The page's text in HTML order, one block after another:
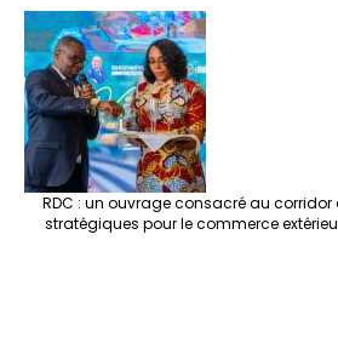
RDC : un ouvrage consacré au corridor
stratégiques pour le commerce